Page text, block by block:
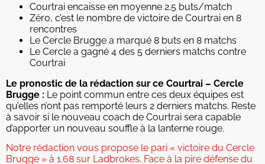
Courtrai encaisse en moyenne 2.5 buts/match
Zéro, c’est le nombre de victoire de Courtrai en 8
rencontres
Le Cercle Brugge a marqué 8 buts en 8 matchs
Le Cercle a gagné 4 des 5 derniers matchs contre
Courtrai
Le pronostic de la rédaction sur ce Courtrai – Cercle
Brugge : Le point commun entre ces deux équipes est
qu’elles n’ont pas remporté leurs 2 derniers matchs. Reste
à savoir si le nouveau coach de Courtrai sera capable
d’apporter un nouveau souffle à la lanterne rouge.
Notre rédaction vous propose le pari « victoire du Cercle
Brugge » à 1.68 sur Ladbrokes. Face à la pire défense du